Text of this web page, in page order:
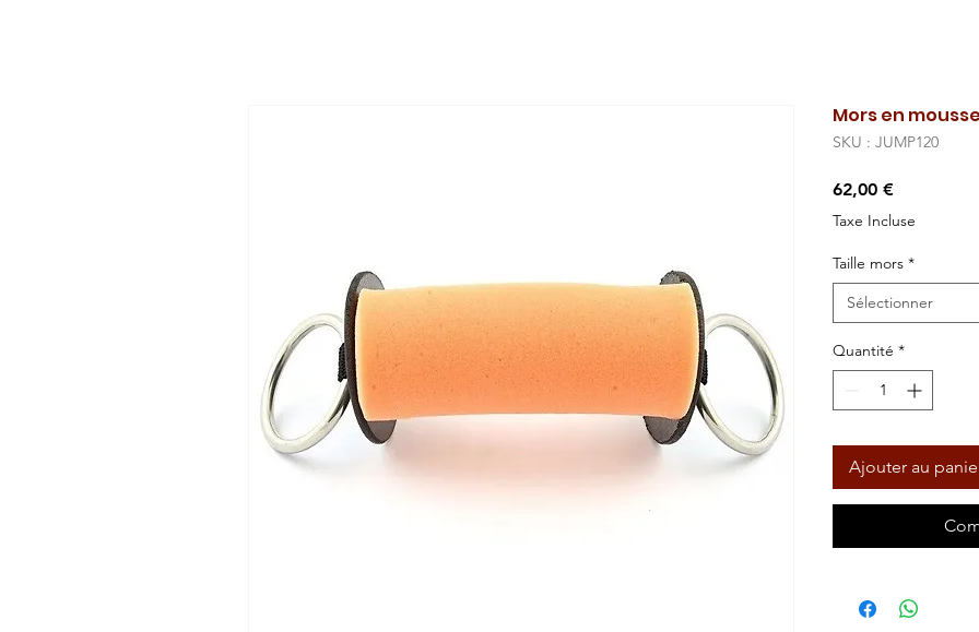
Mors en
SKU : JUMP120
62,00 €Prix
Taxe Incluse
Taille mors *
Sélectionner
Quantité *
Ajouter au